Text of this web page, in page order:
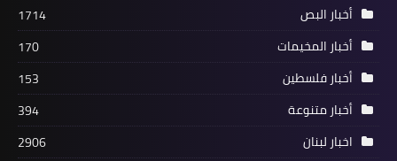
من هنا وهناك
أخبار البص
1714
أخبار المخيمات
170
أخبار فلسطين
153
أخبار متنوعة
394
اخبار لبنان
2906